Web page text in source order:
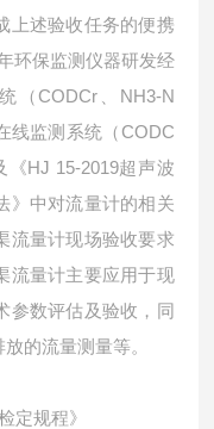
上述验收任务的便携
环保监测仪器研发经
（ CODCr、NH3-N
线监测系统（CODC
HJ 15-2019超声波
》中对流量计的相关
流量计现场验收要求
流量计主要应用于现
参数评估及验收，同
的流量测量等。
定规程》